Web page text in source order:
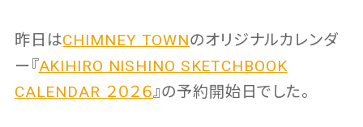
昨日はCHIMNEY TOWNのオリジナルカレンダ
ー『AKIHIRO NISHINO SKETCHBOOK
CALENDAR ２０２６』の予約開始日でした。